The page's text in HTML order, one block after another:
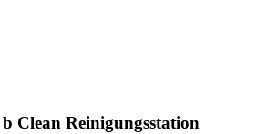
Clean Reinigungsstation